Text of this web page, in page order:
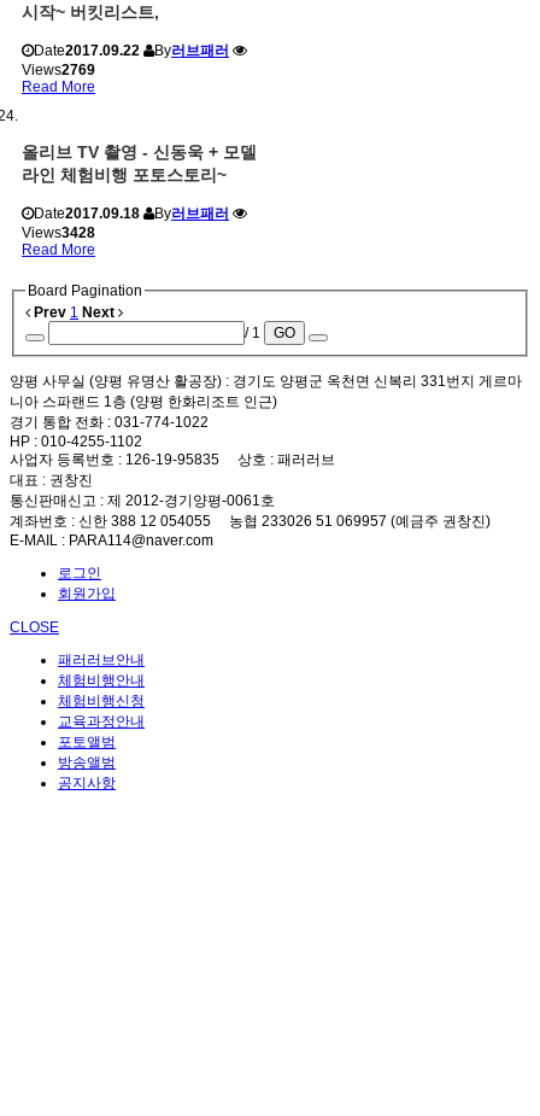
시작~ 버킷리스트,
Date2017.09.22 By러브패러
Views2769
Read More
올리브 TV 촬영 - 신동욱 + 모델
라인 체험비행 포토스토리~
Date2017.09.18 By러브패러
Views3428
Read More
Board Pagination
Prev 1 Next
/ 1
GO
양평 사무실 (양평 유명산 활공장) : 경기도 양평군 옥천면 신복리 331번지 게르마
니아 스파랜드 1층 (양평 한화리조트 인근)
경기 통합 전화 : 031-774-1022
HP : 010-4255-1102
사업자 등록번호 : 126-19-95835 상호 : 패러러브
대표 : 권창진
통신판매신고 : 제 2012-경기양평-0061호
계좌번호 : 신한 388 12 054055 농협 233026 51 069957 (예금주 권창진)
E-MAIL : PARA114@naver.com
로그인
회원가입
CLOSE
패러러브안내
체험비행안내
체험비행신청
교육과정안내
포토앨범
방송앨범
공지사항